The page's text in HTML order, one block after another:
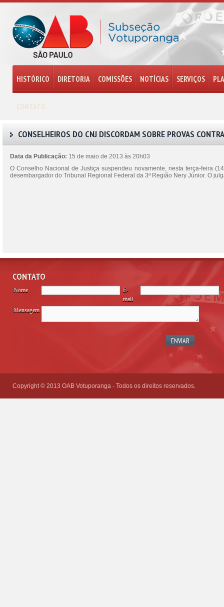
HISTÓRICO DIRETORIA COMISSÕES NOTÍCIAS SERVIÇOS
CONTATO
CONSELHEIROS DO CNJ DISCORDAM SOBRE PROVAS
Data da Publicação: 15 de maio de 2013 às 20h03
O Conselho Nacional de Justiça suspendeu novamente, nesta terça-feira
desembargador do Tribunal Regional Federal da 3ª Região Nery Júnior. O
CONTATO
Nome
E-
mail
Mensagem
Copyright © 2013 OAB Votuporanga - Todos os direitos reservados.